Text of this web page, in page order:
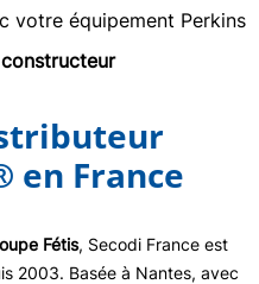
votre équipement Perkins
en France
Fétis, Secodi France est
2003. Basée à Nantes, avec